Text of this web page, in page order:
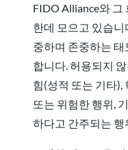
FIDO Alliance와 그
한데 모으고 있습니
중하며 존중하는
합니다. 허용되지
힘(성적 또는 기타),
또는 위험한 행위,
하다고 간주되는 행